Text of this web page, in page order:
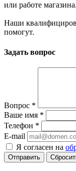
или работе магазина.
Наши
помогут.
Задать вопрос
Вопрос *
Ваше имя *
Телефон *
E-mail
Я согласен на